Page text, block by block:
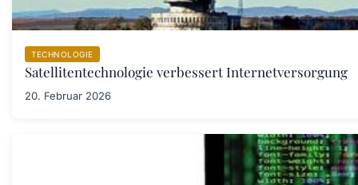
TECHNOLOGIE
Satellitentechnologie verbessert Internetversorgung
20. Februar 2026